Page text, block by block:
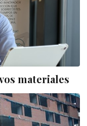
materiales